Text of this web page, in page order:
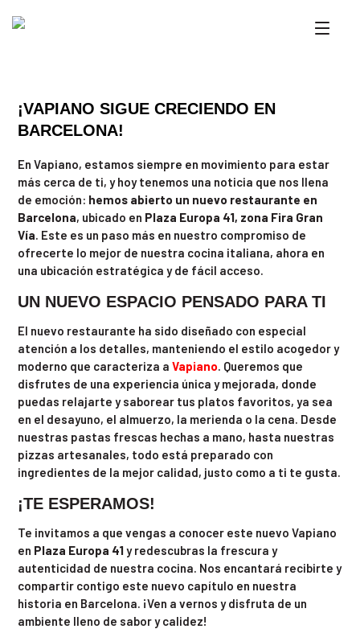
¡VAPIANO SIGUE CRECIENDO EN
BARCELONA!
En Vapiano, estamos siempre en movimiento para estar
más cerca de ti, y hoy tenemos una noticia que nos llena
de emoción: hemos abierto un nuevo restaurante en
Barcelona, ubicado en Plaza Europa 41, zona Fira Gran
Vía. Este es un paso más en nuestro compromiso de
ofrecerte lo mejor de nuestra cocina italiana, ahora en
una ubicación estratégica y de fácil acceso.
UN NUEVO ESPACIO PENSADO PARA TI
El nuevo restaurante ha sido diseñado con especial
atención a los detalles, manteniendo el estilo acogedor y
moderno que caracteriza a Vapiano. Queremos que
disfrutes de una experiencia única y mejorada, donde
puedas relajarte y saborear tus platos favoritos, ya sea
en el desayuno, el almuerzo, la merienda o la cena. Desde
nuestras pastas frescas hechas a mano, hasta nuestras
pizzas artesanales, todo está preparado con
ingredientes de la mejor calidad, justo como a ti te gusta.
¡TE ESPERAMOS!
Te invitamos a que vengas a conocer este nuevo Vapiano
en Plaza Europa 41y redescubras la frescura y
autenticidad de nuestra cocina. Nos encantará recibirte y
compartir contigo este nuevo capítulo en nuestra
historia en Barcelona. ¡Ven a vernos y disfruta de un
ambiente lleno de sabor y calidez!